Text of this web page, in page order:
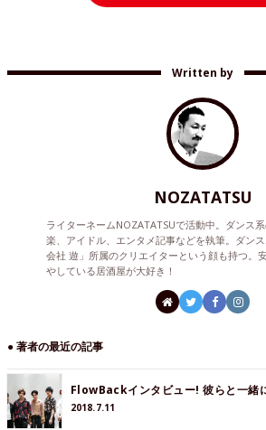
Written by
NOZATATSU
ライターネームNOZATATSUで活動中。ダンス
楽、アイドル、エンタメ記事などを執筆。ダン
会社 遊」所属のクリエイターという顔も持つ。
やしている居酒屋が大好き！
● 著者の最近の記事
FlowBackインタビュー! 彼らと一緒
2018.7.11